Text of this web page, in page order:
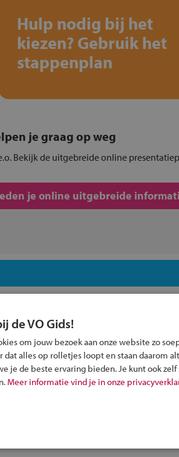
Hulp nodig bij het
kiezen? Gebruik het
stappenplan
je graag op weg
Bekijk de uitgebreide online
je online uitgebreide
Inschrijven?
Alle informatie om je kind aan
de VO Gids!
om jouw bezoek aan onze website zo
dat alles op rolletjes loopt en staan daarom
je de beste ervaring bieden. Je kunt ook
Meer informatie vind je in onze